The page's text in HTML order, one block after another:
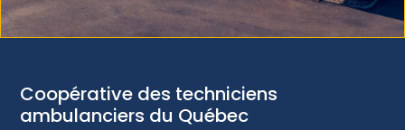
Coopérative des techniciens
ambulanciers du Québec